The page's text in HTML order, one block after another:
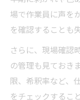
場で作業員に声を
を確認することも
さらに、現場確認
の管理も見ておき
限、希釈率など、
をチェックするこ